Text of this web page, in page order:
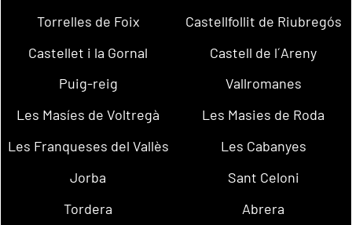
Torrelles de Foix
Castellfollit de Riubregós
Castellet i la Gornal
Castell de l´Areny
Puig-reig
Vallromanes
Les Masíes de Voltregà
Les Masies de Roda
Les Franqueses del Vallès
Les Cabanyes
Jorba
Sant Celoni
Tordera
Abrera